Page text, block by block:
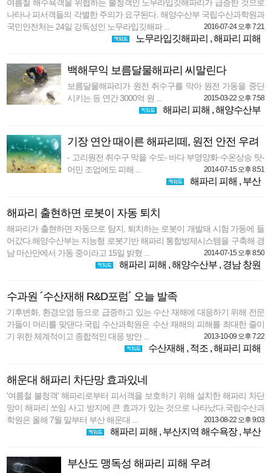
여름철 해수욕객을 위협하는 불청객인 노무라입깃해파리가 급증한 것으로
나타나 피서객들의 각별한 주의가 요구된다. 해양수산부 국립수산과학원과
국민안전처는 24일 강독성인 노무라입깃해파 ...
2016-07-24 오후 7:21
노무라입깃해파리 ,해파리 피해
백해무익 보름달물해파리 씨말린다
보름달물해파리가 원전 취수구를 막아 원전 가동을 중단
시키는 등 연간 3000억 원 ...
2015-03-22 오후 7:58
해파리 피해 ,해양수산부
기장 연안 때이른 해파리떼, 원전 안전 우려
- 고리원전 취수구 막을 수도- 바다 부영양화·수온상승 탓-
어민 조업에도 피해 ...
2014-07-15 오후 8:51
해파리 피해 , 부산
해파리 출현하면 로봇이 자동 퇴치
해파리가 출현하면 자동으로 탐지, 퇴치하는 로봇이 개발돼 시험 가동에 들
어갔다.해양수산부는 지능형 로봇기반 해파리 통합방제시스템을 구축해 경
남 마산만에서 가동 중이라고 15일 밝혔 ...
2014-07-15 오후 8:50
해파리 피해 ,해양수산부, 경남 창원
수과원 ´수산재해 R&D포럼´ 오늘 발족
기후변화, 환경오염 등으로 급증하고 있는 수산 재해에 대응하기 위해 전문
가들이 머리를 맞댄다.국립 수산과학원은 수산 재해의 피해를 최대한 줄이
기 위한 체계적이고 종합적인 대응 방안 ...
2013-10-09 오후 7:22
수산재해 , 적조,해파리 피해
해운대 해파리 차단망 효과있네
'여름철 불청객' 해파리로부터 피서객을 보호하기 위해 설치한 해파리 차단
망이 해파리 쏘임 사고 방지에 큰 효과가 있는 것으로 나타났다.국립수산과
학원은 올해 7월 말부터 부산 해운대 ...
2013-08-22 오후 9:03
해파리 피해 , 부산지역 해수욕장, 부산
부산도 맹독성 해파리 피해 우려